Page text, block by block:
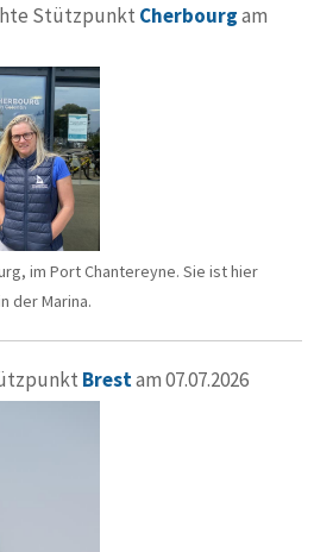
Stützpunkt Cherbourgam
im Port Chantereyne. Sie ist hier
der Marina.
Brestam 07.07.2026